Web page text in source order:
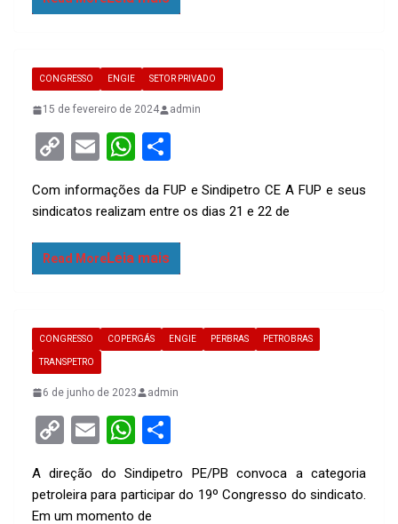
k
p
CONGRESSO ENGIE SETOR PRIVADO
15 de fevereiro de 2024 admin
C
py
n
E
ail
W
at
A
ar
Com informações da FUP e Sindipetro CE A FUP e seus
sindicatos realizam entre os dias 21 e 22 de
Read More
CONGRESSO COPERGÁS ENGIE PERBRAS PETROBRAS
TRANSPETRO
6 de junho de 2023 admin
C
py
Li
E
ail
W
at
s
ar
A direção do Sindipetro PE/PB convoca a categoria
petroleira para participar do 19º Congresso do sindicato.
Em um momento de